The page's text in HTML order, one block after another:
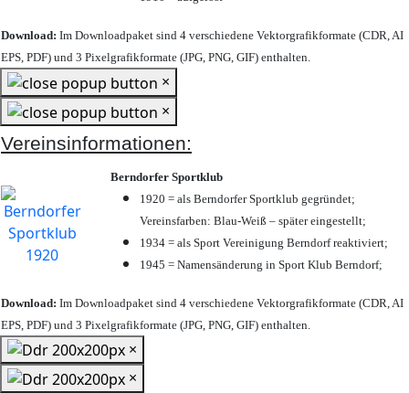
Download: Im Downloadpaket sind 4 verschiedene Vektorgrafikformate (CDR, AI
EPS, PDF) und 3 Pixelgrafikformate (JPG, PNG, GIF) enthalten.
×
×
Vereinsinformationen:
Berndorfer Sportklub
1920 = als Berndorfer Sportklub gegründet;
Vereinsfarben: Blau-Weiß – später eingestellt;
1934 = als Sport Vereinigung Berndorf reaktiviert;
1945 = Namensänderung in Sport Klub Berndorf;
Download: Im Downloadpaket sind 4 verschiedene Vektorgrafikformate (CDR, AI
EPS, PDF) und 3 Pixelgrafikformate (JPG, PNG, GIF) enthalten.
×
×